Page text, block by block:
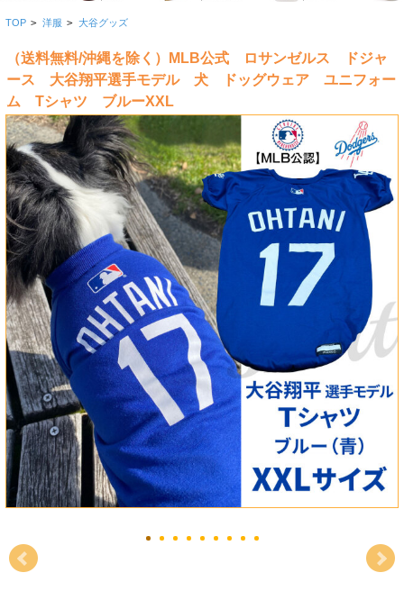
TOP > 洋服 > 大谷グッズ
（送料無料/沖縄を除く）MLB公式 ロサンゼルス ドジャ
ース 大谷翔平選手モデル 犬 ドッグウェア ユニフォー
ム Tシャツ ブルーXXL